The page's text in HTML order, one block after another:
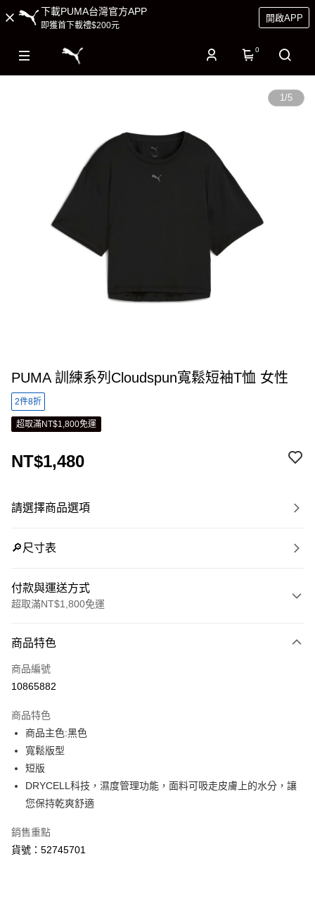
下載PUMA台灣官方APP
即獲首下載禮$200元
開啟APP
0
1/5
PUMA 訓練系列Cloudspun寬鬆短袖T恤 女性
2件8折
超取滿NT$1,800免運
NT$1,480
請選擇商品選項
🔎尺寸表
付款與運送方式
超取滿NT$1,800免運
信用卡一次付款
LINE Pay
街口支付
悠遊付
Google Pay
貨到付款
商品特色
商品編號
10865882
商品特色
商品主色:黑色
寬鬆版型
短版
DRYCELL科技，濕度管理功能，面料可吸走皮膚上的水分，讓
您保持乾爽舒適
銷售重點
貨號：52745701